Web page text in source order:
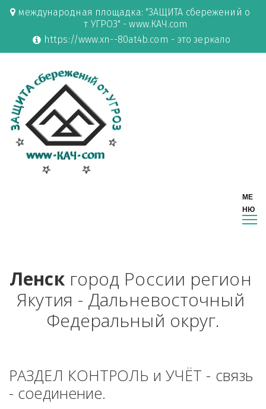
международная площадка: "ЗАЩИТА сбережений о
т УГРОЗ" - www.КАЧ.com
https://www.xn--80at4b.com - это зеркало
Ленск город России регион
Якутия - Дальневосточный
Федеральный округ.
РАЗДЕЛ КОНТРОЛЬ и УЧЁТ - связь
- соединение.